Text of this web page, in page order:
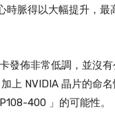
時脈得以大幅提升，
發佈非常低調，並沒
上 NVIDIA 晶片的命
400 」的可能性。